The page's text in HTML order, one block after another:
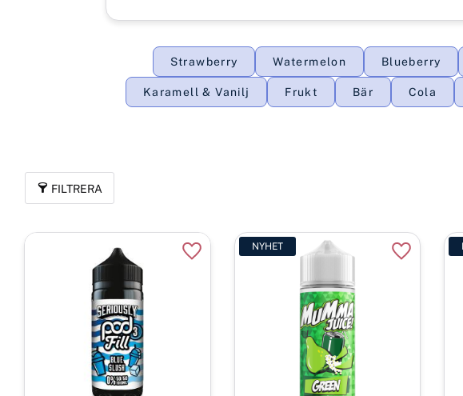
Strawberry Watermelon Blueberry
Karamell & Vanilj Frukt Bär Cola
FILTRERA
Lägg till i favoriter
NYHET
Lägg till i